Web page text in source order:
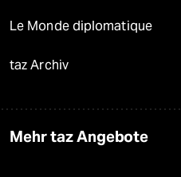
Le Monde diplomatique
taz Archiv
Mehr taz Angebote